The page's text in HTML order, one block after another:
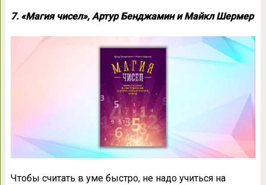
7. «Магия чисел», Артур Бенджамин и Майкл Шермер
Чтобы считать в уме быстро, не надо учиться на